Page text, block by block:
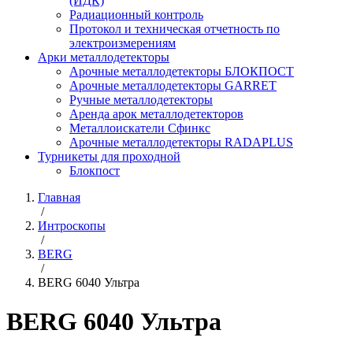
Радиационный контроль
Протокол и техническая отчетность по
электроизмерениям
Арки металлодетекторы
Арочные металлодетекторы БЛОКПОСТ
Арочные металлодетекторы GARRET
Ручные металлодетекторы
Аренда арок металлодетекторов
Металлоискатели Сфинкс
Арочные металлодетекторы RADAPLUS
Турникеты для проходной
Блокпост
Главная
/
Интроскопы
/
BERG
/
BERG 6040 Ультра
BERG 6040 Ультра